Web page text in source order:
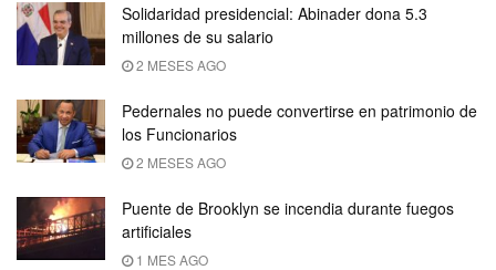
Solidaridad presidencial: Abinader dona 5.3
millones de su salario
2 MESES AGO
Pedernales no puede convertirse en patrimonio de
los Funcionarios
2 MESES AGO
Puente de Brooklyn se incendia durante fuegos
artificiales
1 MES AGO